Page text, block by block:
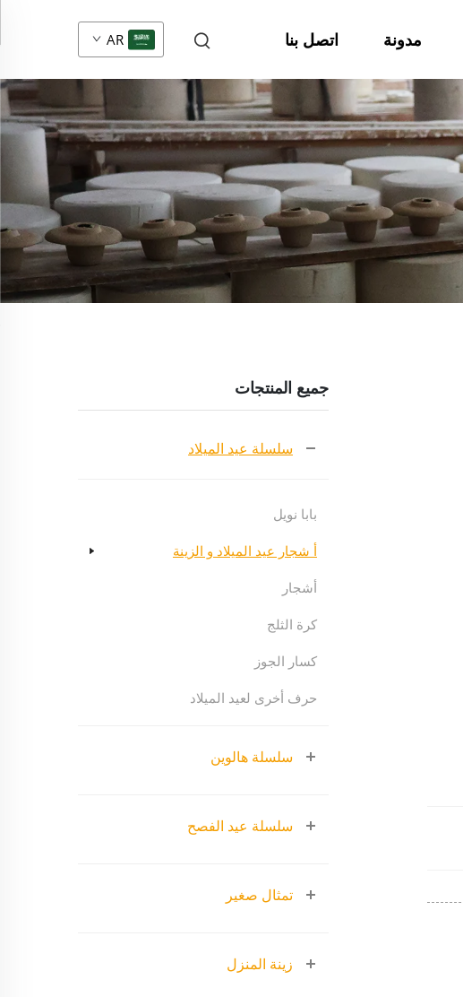
مدونة اتصل بنا AR
جميع المنتجات
سلسلة عيد الميلاد
بابا نويل
أ شجار عيد الميلاد و الزينة
أشجار
كرة الثلج
كسار الجوز
حرف أخرى لعيد الميلاد
سلسلة هالوين
سلسلة عيد الفصح
تمثال صغير
زينة المنزل